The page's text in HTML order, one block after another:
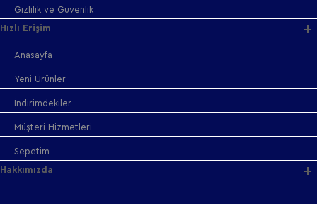
Gizlilik ve Güvenlik
Hızlı Erişim
Anasayfa
Yeni Ürünler
İndirimdekiler
Müşteri Hizmetleri
Sepetim
Hakkımızda